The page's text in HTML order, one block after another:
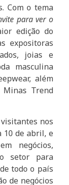
Com o tema
para ver o
edição do
expositoras
joias e
masculina
além
Trend
nos
10 de abril, e
negócios,
setor para
todo o país
de negócios